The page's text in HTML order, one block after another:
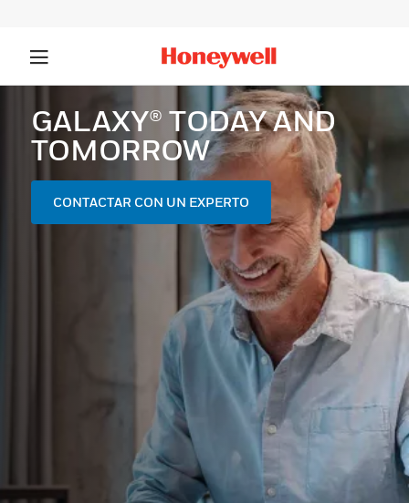
GALAXY® TODAY AND
TOMORROW
CONTACTAR CON UN EXPERTO